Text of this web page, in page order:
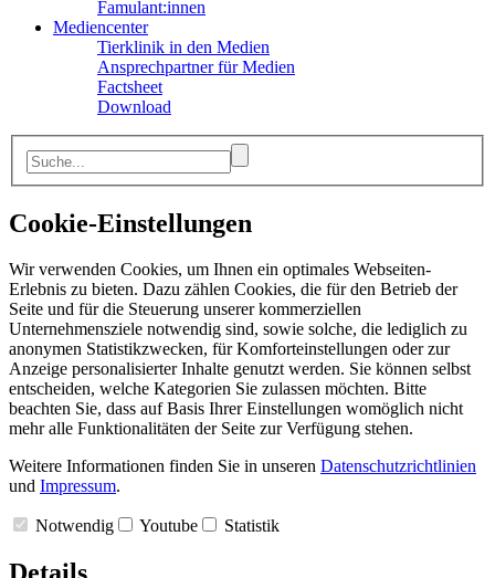
Famulant:innen
Mediencenter
Tierklinik in den Medien
Ansprechpartner für Medien
Factsheet
Download
Cookie-Einstellungen
Wir verwenden Cookies, um Ihnen ein optimales Webseiten-
Erlebnis zu bieten. Dazu zählen Cookies, die für den Betrieb der
Seite und für die Steuerung unserer kommerziellen
Unternehmensziele notwendig sind, sowie solche, die lediglich zu
anonymen Statistikzwecken, für Komforteinstellungen oder zur
Anzeige personalisierter Inhalte genutzt werden. Sie können selbst
entscheiden, welche Kategorien Sie zulassen möchten. Bitte
beachten Sie, dass auf Basis Ihrer Einstellungen womöglich nicht
mehr alle Funktionalitäten der Seite zur Verfügung stehen.
Weitere Informationen finden Sie in unseren Datenschutzrichtlinien
und Impressum.
Notwendig Youtube Statistik